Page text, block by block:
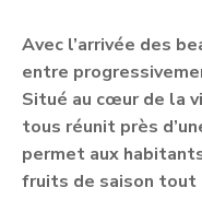
Avec l’arrivée des
entre
Situé au cœur de la
tous réunit près
permet aux
fruits de saison tout